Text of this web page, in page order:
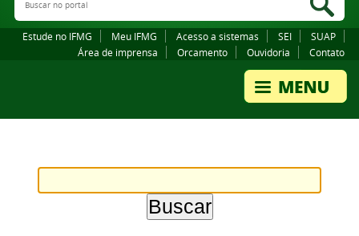
Estude no IFMG Meu IFMG Acesso a sistemas SEI
SUAP
Área de imprensa
Orcamento Ouvidoria Contato